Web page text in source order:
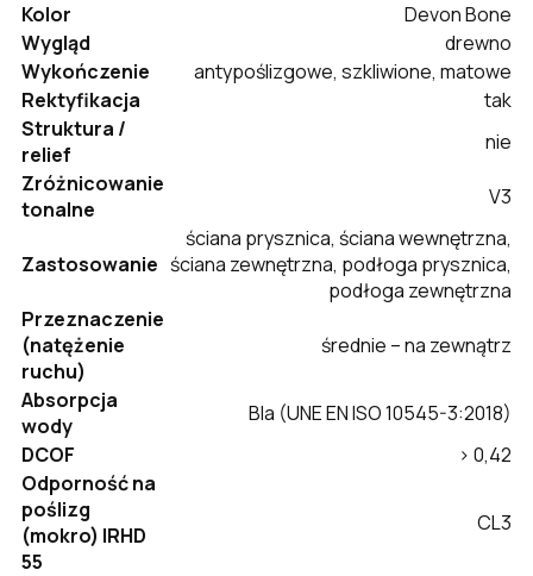
Kolor
Devon Bone
Wygląd
drewno
Wykończenie
antypoślizgowe, szkliwione, matowe
Rektyfikacja
tak
Struktura /
relief
nie
Zróżnicowanie
tonalne
V3
Zastosowanie
ściana prysznica, ściana wewnętrzna,
ściana zewnętrzna, podłoga prysznica,
podłoga zewnętrzna
Przeznaczenie
(natężenie
ruchu)
średnie – na zewnątrz
Absorpcja
wody
BIa (UNE EN ISO 10545-3:2018)
DCOF
> 0,42
Odporność na
poślizg
(mokro) IRHD
55
CL3